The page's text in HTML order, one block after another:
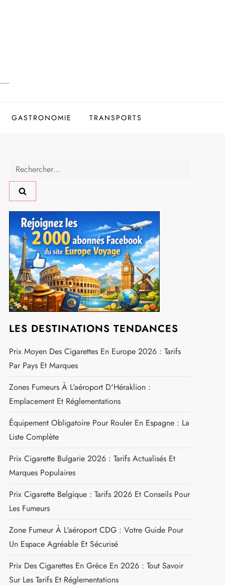
GASTRONOMIE TRANSPORTS
Rechercher :
LES DESTINATIONS TENDANCES
Prix Moyen Des Cigarettes En Europe 2026 : Tarifs
Zones Fumeurs À L'aéroport D'Héraklion :
Emplacement Et Réglementations
Équipement Obligatoire Pour Rouler En Espagne : La